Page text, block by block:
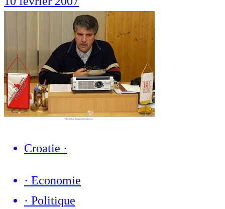
Croatie ·
· Economie
· Politique